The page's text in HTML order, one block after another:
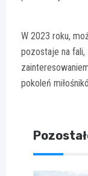
W 2023 roku,
pozostaje na fali,
pokoleń